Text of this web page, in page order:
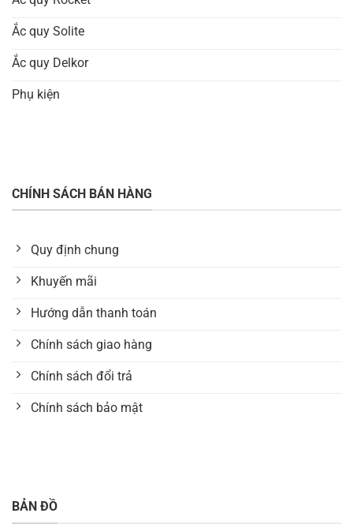
Ắc quy Solite
Ắc quy Delkor
Phụ kiện
CHÍNH SÁCH BÁN HÀNG
Quy định chung
Khuyến mãi
Hướng dẫn thanh toán
Chính sách giao hàng
Chính sách đổi trả
Chính sách bảo mật
BẢN ĐỒ